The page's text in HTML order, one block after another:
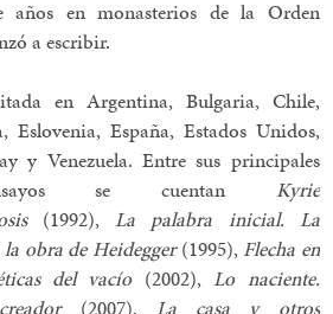
años en monasterios de la Orden
a escribir.
en Argentina, Bulgaria, Chile,
Eslovenia, España, Estados Unidos,
y Venezuela. Entre sus principales
se cuentan Kyrie
(1992),La palabra inicial. La
obra de Heidegger (1995),Flecha en
del vacío (2002),Lo naciente.
(2007), La casa y otros